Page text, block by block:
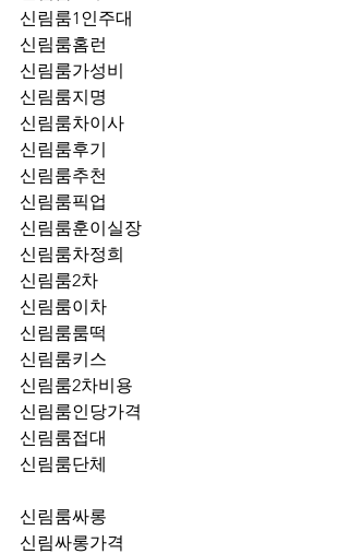
신림룸1인주대
신림룸홈런
신림룸가성비
신림룸지명
신림룸차이사
신림룸후기
신림룸추천
신림룸훈이실장
신림룸차정희
신림룸2차
신림룸이차
신림룸룸떡
신림룸키스
신림룸2차비용
신림룸인당가격
신림룸접대
신림룸단체
신림룸싸롱
신림싸롱가격